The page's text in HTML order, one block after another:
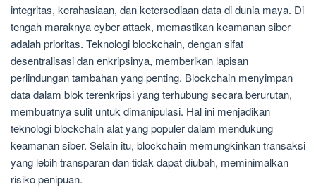
integritas, kerahasiaan, dan ketersediaan data di dunia maya. Di
tengah maraknya cyber attack, memastikan keamanan siber
adalah prioritas. Teknologi blockchain, dengan sifat
desentralisasi dan enkripsinya, memberikan lapisan
perlindungan tambahan yang penting. Blockchain menyimpan
data dalam blok terenkripsi yang terhubung secara berurutan,
membuatnya sulit untuk dimanipulasi. Hal ini menjadikan
teknologi blockchain alat yang populer dalam mendukung
keamanan siber. Selain itu, blockchain memungkinkan transaksi
yang lebih transparan dan tidak dapat diubah, meminimalkan
risiko penipuan.